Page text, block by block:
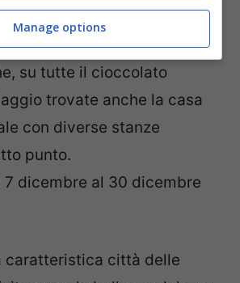
dell’artigianato locale,
e specialità
su tutte il cioccolato
trovate anche la casa
con diverse stanze
punto.
7 dicembre al 30 dicembre
caratteristica città delle
Manage options